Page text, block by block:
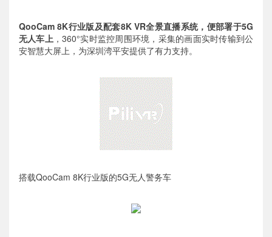
QooCam 8K行业版及配套8K VR全景直播系统，便部署于5G
无人车上，360°实时监控周围环境，采集的画面实时传输到公
安智慧大屏上，为深圳湾平安提供了有力支持。
搭载QooCam 8K行业版的5G无人警务车